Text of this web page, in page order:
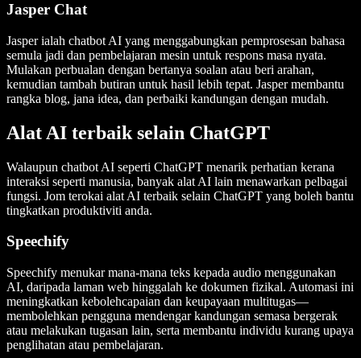
Jasper Chat
Jasper ialah chatbot AI yang menggabungkan pemprosesan bahasa
semula jadi dan pembelajaran mesin untuk respons masa nyata.
Mulakan perbualan dengan bertanya soalan atau beri arahan,
kemudian tambah butiran untuk hasil lebih tepat. Jasper membantu
rangka blog, jana idea, dan perbaiki kandungan dengan mudah.
Alat AI terbaik selain ChatGPT
Walaupun chatbot AI seperti ChatGPT menarik perhatian kerana
interaksi seperti manusia, banyak alat AI lain menawarkan pelbagai
fungsi. Jom terokai alat AI terbaik selain ChatGPT yang boleh bantu
tingkatkan produktiviti anda.
Speechify
Speechify menukar mana-mana teks kepada audio menggunakan
AI, daripada laman web hinggalah ke dokumen fizikal. Automasi ini
meningkatkan kebolehcapaian dan keupayaan multitugas—
membolehkan pengguna mendengar kandungan semasa bergerak
atau melakukan tugasan lain, serta membantu individu kurang upaya
penglihatan atau pembelajaran.